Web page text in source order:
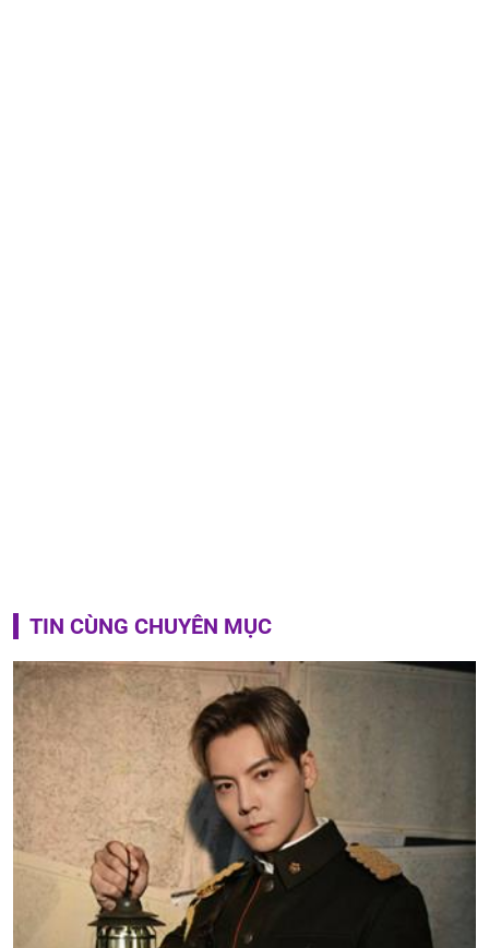
TIN CÙNG CHUYÊN MỤC